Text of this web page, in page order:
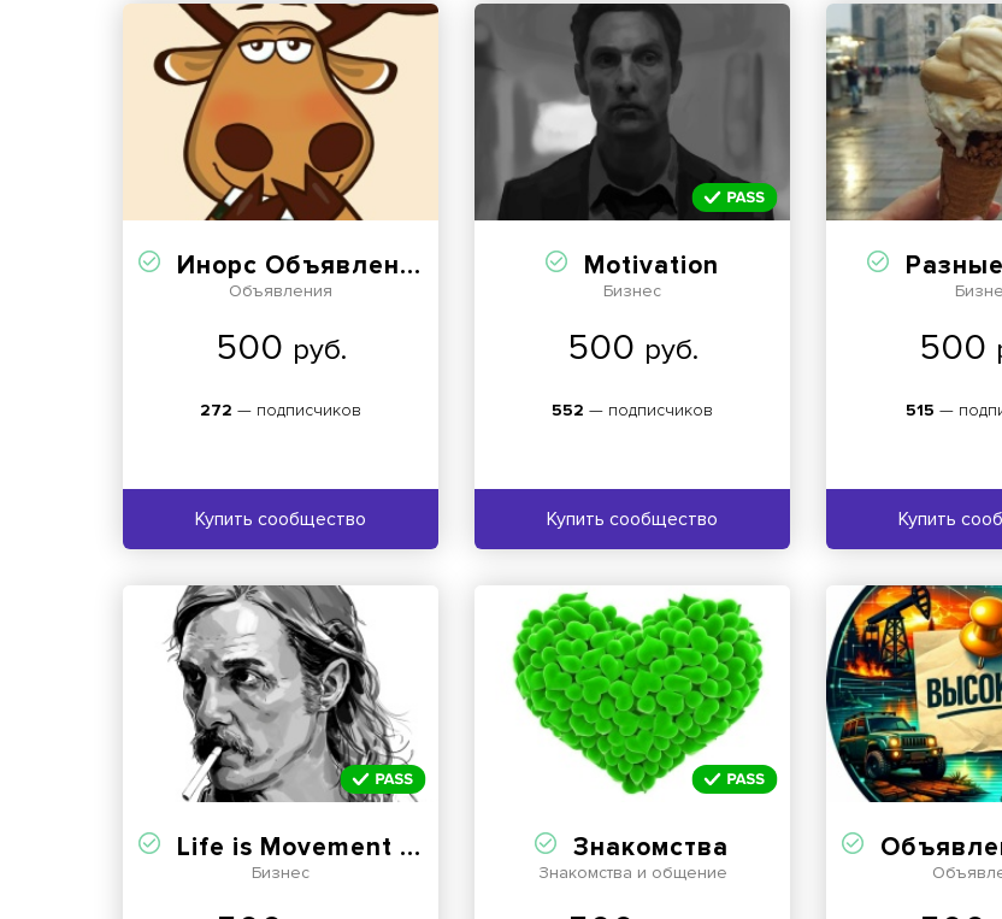
Инорс Объявления | Услышано Онлайн в Инорсе Уфа
Объявления
500 руб.
272 — подписчиков
Купить сообщество
Motivation
Бизнес
500 руб.
552 — подписчиков
Купить сообщество
500
515 —
Купить
Life is Movement | Мотивация
Бизнес
Знакомства
Знакомства и общение
Объявления Высокий |